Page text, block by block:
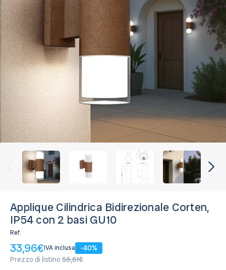
Applique Cilindrica Bidirezionale Corten,
IP54 con 2 basi GU10
Ref.
33,96€IVA inclusa
-40%
Prezzo di listino 56,61€
Base:
GU10
16 Disponibili, Spedito in 24/48 ore